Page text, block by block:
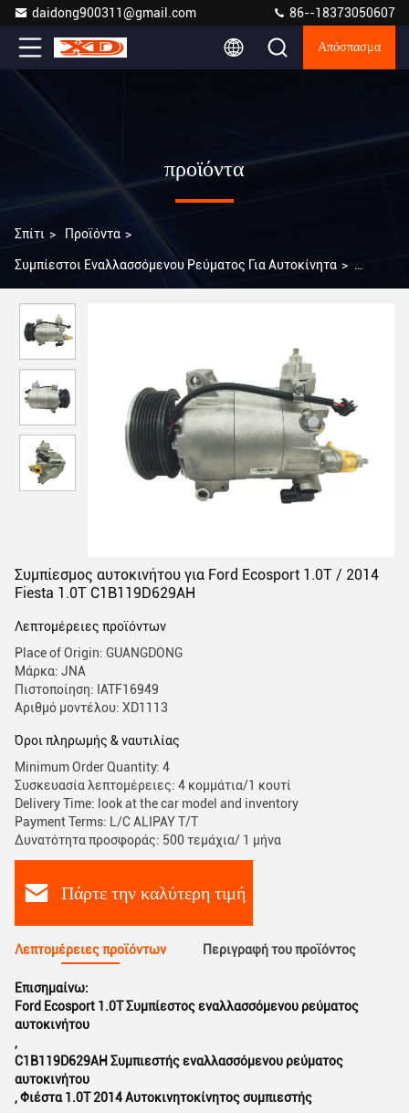
daidong900311@gmail.com 86--18373050607
Απόσπασμα
προϊόντα
Σπίτι > Προϊόντα >
Συμπίεστοι Εναλλασσόμενου Ρεύματος Για Αυτοκίνητα >
1.0T C1B119D629AH
Συμπίεσμος αυτοκινήτου για Ford Ecosport 1.0T / 2014
Fiesta 1.0T C1B119D629AH
Λεπτομέρειες προϊόντων
Place of Origin: GUANGDONG
Μάρκα: JNA
Πιστοποίηση: IATF16949
Αριθμό μοντέλου: XD1113
Όροι πληρωμής & ναυτιλίας
Minimum Order Quantity: 4
Συσκευασία λεπτομέρειες: 4 κομμάτια/1 κουτί
Delivery Time: look at the car model and inventory
Payment Terms: L/C ALIPAY T/T
Δυνατότητα προσφοράς: 500 τεμάχια/ 1 μήνα
Πάρτε την καλύτερη τιμή
Λεπτομέρειες προϊόντων Περιγραφή του προϊόντος
Επισημαίνω:
Ford Ecosport 1.0T Συμπίεστος εναλλασσόμενου ρεύματος
αυτοκινήτου
,
C1B119D629AH Συμπιεστής εναλλασσόμενου ρεύματος
αυτοκινήτου
,Φιέστα 1.0T 2014 Αυτοκινητοκίνητος συμπιεστής